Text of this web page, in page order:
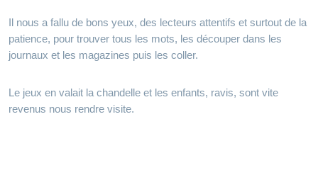
Il nous a fallu de bons yeux, des lecteurs attentifs et surtout de la
patience, pour trouver tous les mots, les découper dans les
journaux et les magazines puis les coller.
Le jeux en valait la chandelle et les enfants, ravis, sont vite
revenus nous rendre visite.